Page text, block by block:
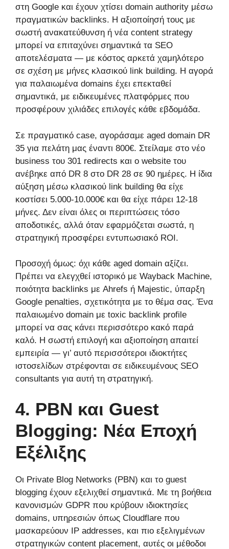
στη Google και έχουν χτίσει domain authority μέσω
πραγματικών backlinks. Η αξιοποίησή τους με
σωστή ανακατεύθυνση ή νέα content strategy
μπορεί να επιταχύνει σημαντικά τα SEO
αποτελέσματα — με κόστος αρκετά χαμηλότερο
σε σχέση με μήνες κλασικού link building. Η αγορά
για παλαιωμένα domains έχει επεκταθεί
σημαντικά, με ειδικευμένες πλατφόρμες που
προσφέρουν χιλιάδες επιλογές κάθε εβδομάδα.
Σε πραγματικό case, αγοράσαμε aged domain DR
35 για πελάτη μας έναντι 800€. Στείλαμε στο νέο
business του 301 redirects και ο website του
ανέβηκε από DR 8 στο DR 28 σε 90 ημέρες. Η ίδια
αύξηση μέσω κλασικού link building θα είχε
κοστίσει 5.000-10.000€ και θα είχε πάρει 12-18
μήνες. Δεν είναι όλες οι περιπτώσεις τόσο
αποδοτικές, αλλά όταν εφαρμόζεται σωστά, η
στρατηγική προσφέρει εντυπωσιακό ROI.
Προσοχή όμως: όχι κάθε aged domain αξίζει.
Πρέπει να ελεγχθεί ιστορικό με Wayback Machine,
ποιότητα backlinks με Ahrefs ή Majestic, ύπαρξη
Google penalties, σχετικότητα με το θέμα σας. Ένα
παλαιωμένο domain με toxic backlink profile
μπορεί να σας κάνει περισσότερο κακό παρά
καλό. Η σωστή επιλογή και αξιοποίηση απαιτεί
εμπειρία — γι’ αυτό περισσότεροι ιδιοκτήτες
ιστοσελίδων στρέφονται σε ειδικευμένους SEO
consultants για αυτή τη στρατηγική.
4. PBN και Guest
Blogging: Νέα Εποχή
Εξέλιξης
Οι Private Blog Networks (PBN) και το guest
blogging έχουν εξελιχθεί σημαντικά. Με τη βοήθεια
κανονισμών GDPR που κρύβουν ιδιοκτησίες
domains, υπηρεσιών όπως Cloudflare που
μασκαρεύουν IP addresses, και πιο εξελιγμένων
στρατηγικών content placement, αυτές οι μέθοδοι